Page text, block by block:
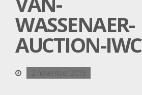
WASSENAER-
AUCTION-IWC
2 november 2015